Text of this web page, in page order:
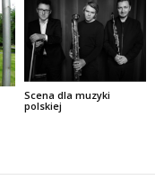
Scena dla muzyki
polskiej